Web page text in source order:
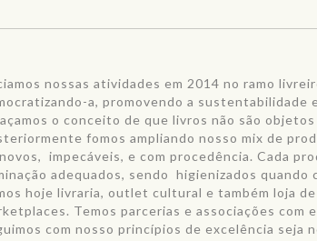
nossas atividades em 2014 no ramo
a, promovendo a sustentabilidade
o conceito de que livros não são
fomos ampliando nosso mix de
impecáveis, e com procedência. Cada
adequados, sendo higienizados
hoje livraria, outlet cultural e também loja
Temos parcerias e associações com
com nosso princípios de excelência seja